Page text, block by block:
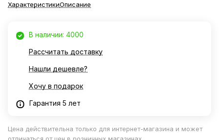
ХарактеристикиОписание
В наличии: 4000
Рассчитать доставку
Нашли дешевле?
Хочу в подарок
Гарантия 5 лет
Цена действительна только для интернет-магазина и может